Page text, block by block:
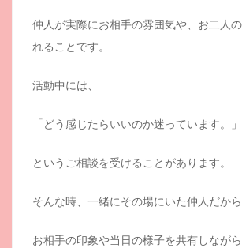
仲人が実際にお相手の雰囲気や、お二人
れることです。
活動中には、
「どう感じたらいいのか迷っています。」
というご相談を受けることがあります。
そんな時、一緒にその場にいた仲人だから
お相手の印象や当日の様子を共有しなが